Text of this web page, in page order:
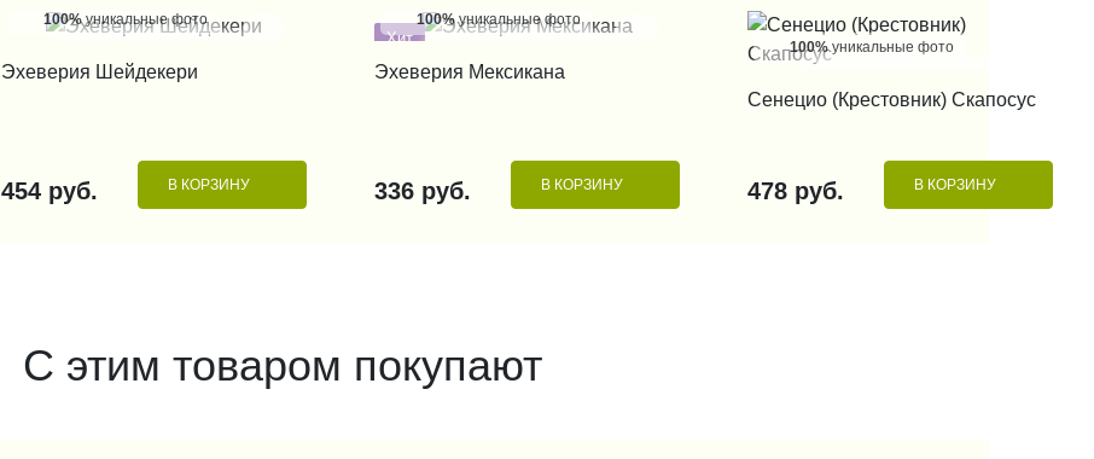
100%уникальные фото
Эхеверия Шейдекери
454 руб. В КОРЗИНУ
Хит
100%уникальные фото
Эхеверия Мексикана
336 руб. В КОРЗИНУ
100%уникальные фото
КУПИТЬ В 1 КЛИК
Сенецио (Крестовник) Скапосус
478 руб. В КОРЗИНУ
С этим товаром покупают